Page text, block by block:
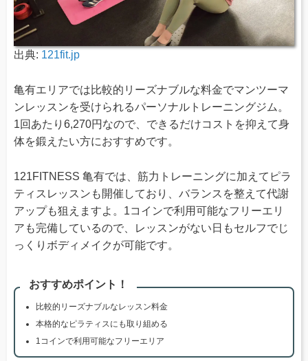
出典: 121fit.jp
亀有エリアでは比較的リーズナブルな料金でマンツーマ
ンレッスンを受けられるパーソナルトレーニングジム。
1回あたり6,270円なので、できるだけコストを抑えて身
体を鍛えたい方におすすめです。
121FITNESS 亀有では、筋力トレーニングに加えてピラ
ティスレッスンも開催しており、バランスを整えて代謝
アップも狙えますよ。1コインで利用可能なフリーエリ
アも完備しているので、レッスンがない日もセルフでじ
っくりボディメイクが可能です。
おすすめポイント！
比較的リーズナブルなレッスン料金
本格的なピラティスにも取り組める
1コインで利用可能なフリーエリア